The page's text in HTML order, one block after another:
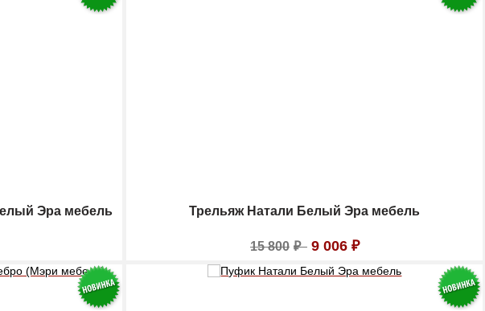
Эра мебель Трельяж Натали Белый Эра мебель
15 800 ₽ 9 006 ₽